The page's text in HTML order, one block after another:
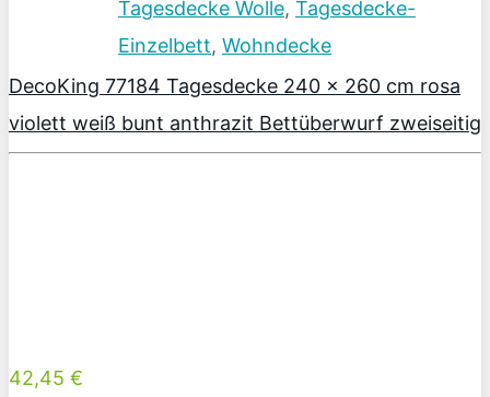
Tagesdecke Wolle, Tagesdecke-
Einzelbett, Wohndecke
DecoKing 77184 Tagesdecke 240 x 260 cm rosa
violett weiß bunt anthrazit Bettüberwurf zweiseitig
42,45 €